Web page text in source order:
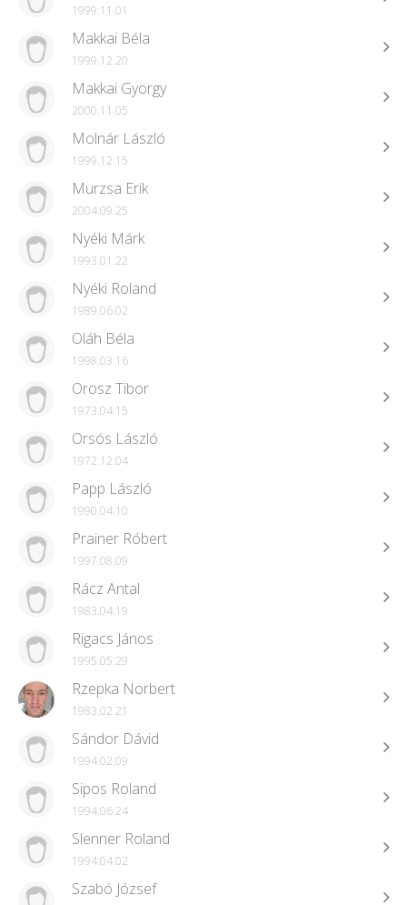
1999.11.01
Makkai Béla
1999.12.20
Makkai György
2000.11.05
Molnár László
1999.12.15
Murzsa Erik
2004.09.25
Nyéki Márk
1993.01.22
Nyéki Roland
1989.06.02
Oláh Béla
1998.03.16
Orosz Tibor
1973.04.15
Orsós László
1972.12.04
Papp László
1990.04.10
Prainer Róbert
1997.08.09
Rácz Antal
1983.04.19
Rigacs János
1995.05.29
Rzepka Norbert
1983.02.21
Sándor Dávid
1994.02.09
Sipos Roland
1994.06.24
Slenner Roland
1994.04.02
Szabó József